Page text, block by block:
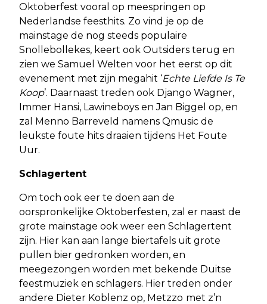
Oktoberfest vooral op meespringen op
Nederlandse feesthits. Zo vind je op de
mainstage de nog steeds populaire
Snollebollekes, keert ook Outsiders terug en
zien we Samuel Welten voor het eerst op dit
evenement met zijn megahit ‘Echte Liefde Is Te
Koop’. Daarnaast treden ook Django Wagner,
Immer Hansi, Lawineboys en Jan Biggel op, en
zal Menno Barreveld namens Qmusic de
leukste foute hits draaien tijdens Het Foute
Uur.
Schlagertent
Om toch ook eer te doen aan de
oorspronkelijke Oktoberfesten, zal er naast de
grote mainstage ook weer een Schlagertent
zijn. Hier kan aan lange biertafels uit grote
pullen bier gedronken worden, en
meegezongen worden met bekende Duitse
feestmuziek en schlagers. Hier treden onder
andere Dieter Koblenz op, Metzzo met z’n